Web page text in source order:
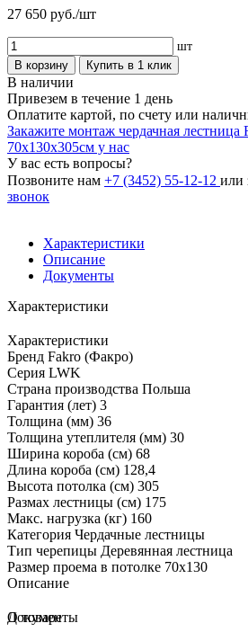
27 650 руб./шт
шт
В корзину
Купить в 1 клик
В наличии
Привезем в течение 1 день
Оплатите картой, по счету или
Закажите монтаж чердачная
70х130х305см у нас
У вас есть вопросы?
Позвоните нам +7 (3452) 55-12-12 или
звонок
Характеристики
Описание
Документы
Характеристики
Характеристики
Бренд Fakro (Факро)
Серия LWK
Страна производства Польша
Гарантия (лет) 3
Толщина (мм) 36
Толщина утеплителя (мм) 30
Ширина короба (см) 68
Длина короба (см) 128,4
Высота потолка (см) 305
Размах лестницы (см) 175
Макс. нагрузка (кг) 160
Категория Чердачные лестницы
Тип черепицы Деревянная лестница
Размер проема в потолке 70x130
Описание
О товаре
Документы